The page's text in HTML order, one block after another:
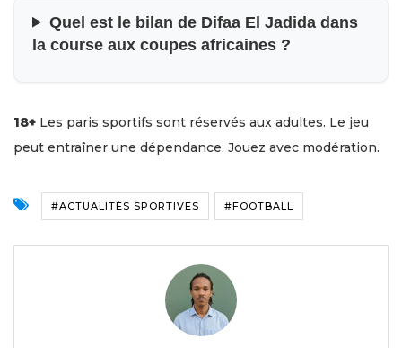
Quel est le bilan de Difaa El Jadida dans
la course aux coupes africaines ?
18+ Les paris sportifs sont réservés aux adultes. Le jeu
peut entraîner une dépendance. Jouez avec modération.
#ACTUALITÉS SPORTIVES #FOOTBALL